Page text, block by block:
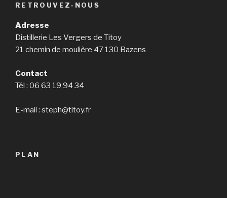
RETROUVEZ-NOUS
Adresse
Distillerie Les Vergers de Titoy
21 chemin de moulière 47 130 Bazens
Contact
Tél : 06 63 19 94 34
E-mail : steph@titoy.fr
PLAN